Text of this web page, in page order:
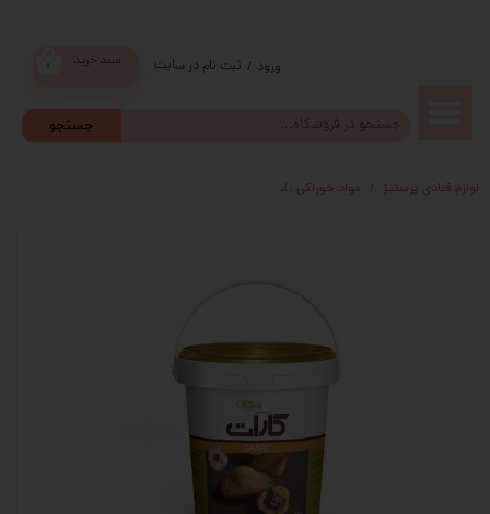
جستجو
سبد خرید ورود / ثبت نام در سایت
حساب
کاربری
لوازم قنادی پرستیژ مواد خوراکی